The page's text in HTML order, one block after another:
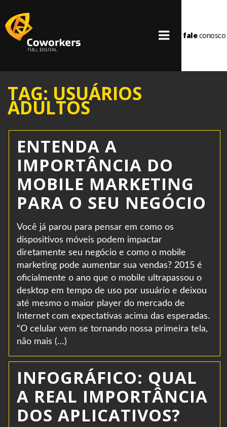
faleconosco
TAG: USUÁRIOS
ADULTOS
ENTENDA A
IMPORTÂNCIA DO
MOBILE MARKETING
PARA O SEU NEGÓCIO
Você já parou para pensar em como os
dispositivos móveis podem impactar
diretamente seu negócio e como o mobile
marketing pode aumentar sua vendas? 2015 é
oficialmente o ano que o mobile ultrapassou o
desktop em tempo de uso por usuário e deixou
até mesmo o maior player do mercado de
Internet com expectativas acima das esperadas.
“O celular vem se tornando nossa primeira tela,
não mais (…)
INFOGRÁFICO: QUAL
A REAL IMPORTÂNCIA
DOS APLICATIVOS?